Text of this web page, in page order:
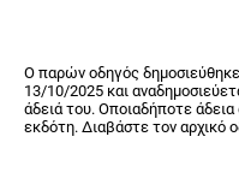
Ο παρών οδηγός
13/10/2025 και
άδειά του. Οποιαδήποτε άδεια
εκδότη. Διαβάστε τον αρχικό